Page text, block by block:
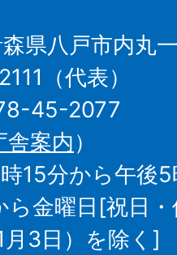
八戸市内丸一
（代表）
45-2077
舎案内）
15分から午後
ら金曜日[祝日
月3日）を除く]